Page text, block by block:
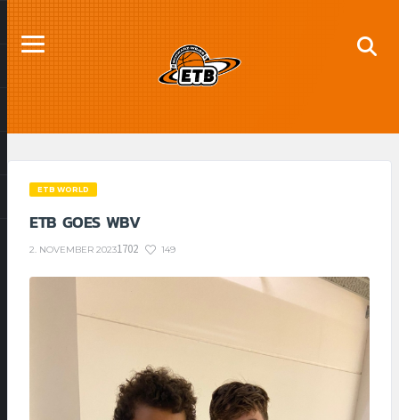
ETB WORLD
ETB GOES WBV
2. NOVEMBER 20231702 149